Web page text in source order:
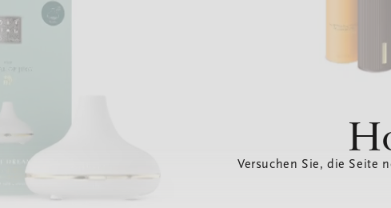
Versuchen Sie, die Seite